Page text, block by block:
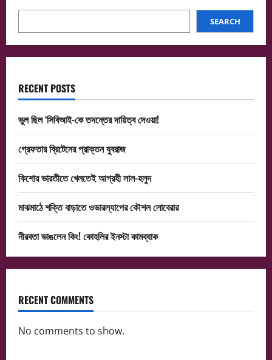
SEARCH
RECENT POSTS
ভুল ছিল ‘সিবিআই-কে তদন্তের দায়িত্ব দেওয়া!
গ্রেফতার ব্রিটেনের প্রাক্তন যুবরাজ
কিশোর ভারতীতে খেলতেই আগ্রহী লাল-হলুদ
মাঝমাঠে শক্তি বাড়াতে ওভারল্যাপের কৌশল লোবেরার
নীরবতা ভাঙলেন কিং! কোহলির ইনস্টা কামব্যাক
RECENT COMMENTS
No comments to show.